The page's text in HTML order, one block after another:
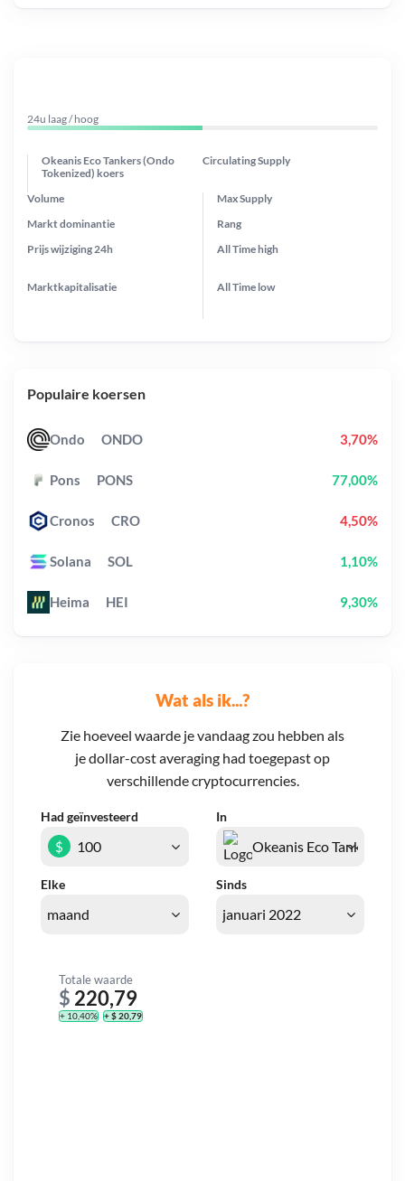
Wat als ik...?
Zie hoeveel waarde je vandaag zou hebben als
je dollar-cost averaging had toegepast op
verschillende cryptocurrencies.
Had geïnvesteerd In
Elke Sinds
$
Totale waarde
$ 220,79
+ 10,40% + $ 20,79
24u laag / hoog
Okeanis Eco Tankers (Ondo
Tokenized) koers
Circulating Supply
Prijs wijziging 24h
Max Supply
Markt dominantie
Marktkapitalisatie
Volume
Rang
All Timehigh
All Time low
Populaire koersen
Ondo ONDO 3,70%
Pons PONS 77,00%
Cronos CRO 4,50%
Solana SOL 1,10%
Heima HEI 9,30%